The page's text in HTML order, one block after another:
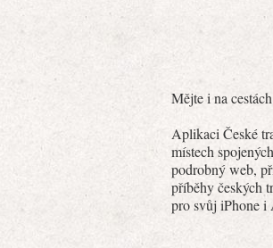
Mějte i na
Aplikaci České
místech
podrobný web,
příběhy českých
pro svůj iPhone i